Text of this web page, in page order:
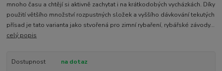
mnoho času a chtějí si aktivně zachytat i na krátkodobých vycházkách. Díky
použití většího množství rozpustných složek a vyššího dávkování tekutých
přísad je tato varianta jako stvořená pro zimní rybaření, rybářské závody...
celý popis
Dostupnost
na dotaz